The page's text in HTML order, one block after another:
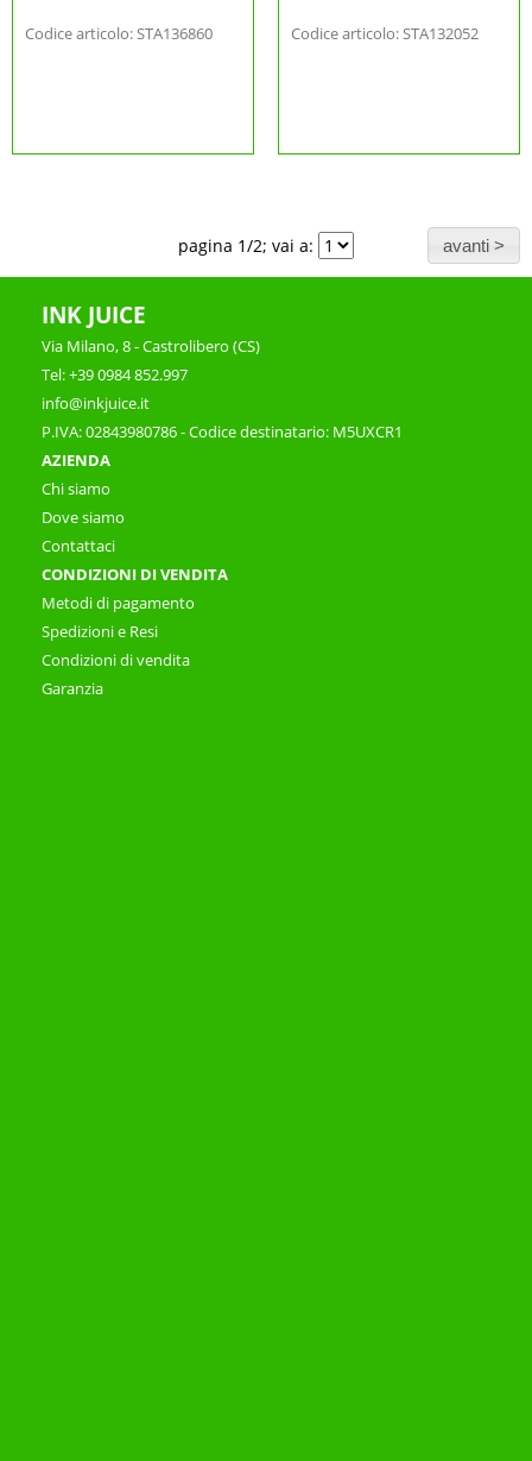
Codice articolo: STA136860 Codice articolo: STA132052
pagina 1/2; vai a:
INK JUICE
Via Milano, 8 - Castrolibero (CS)
Tel: +39 0984 852.997
info@inkjuice.it
P.IVA: 02843980786 - Codice destinatario: M5UXCR1
AZIENDA
Chi siamo
Dove siamo
Contattaci
CONDIZIONI DI VENDITA
Metodi di pagamento
Spedizioni e Resi
Condizioni di vendita
Garanzia